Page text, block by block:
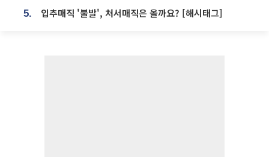
5. 입추매직 '불발', 처서매직은 올까요? [해시태그]